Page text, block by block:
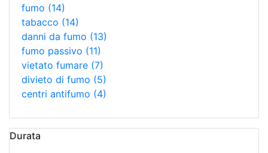
fumo (14)
tabacco (14)
danni da fumo (13)
fumo passivo (11)
vietato fumare (7)
divieto di fumo (5)
centri antifumo (4)
Durata